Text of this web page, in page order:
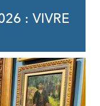
: VIVRE